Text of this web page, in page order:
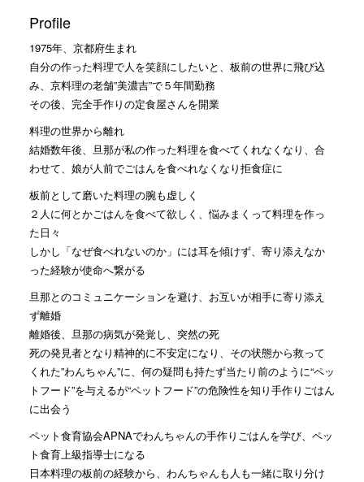
Profile
1975年、京都府生まれ
自分の作った料理で人を笑顔にしたいと、板前の世界に飛び込
み、京料理の老舗”美濃吉”で５年間勤務
その後、完全手作りの定食屋さんを開業
料理の世界から離れ
結婚数年後、旦那が私の作った料理を食べてくれなくなり、合
わせて、娘が人前でごはんを食べれなくなり拒食症に
板前として磨いた料理の腕も虚しく
２人に何とかごはんを食べて欲しく、悩みまくって料理を作っ
た日々
しかし「なぜ食べれないのか」には耳を傾けず、寄り添えなか
った経験が使命へ繋がる
旦那とのコミュニケーションを避け、お互いが相手に寄り添え
ず離婚
離婚後、旦那の病気が発覚し、突然の死
死の発見者となり精神的に不安定になり、その状態から救って
くれた”わんちゃん”に、何の疑問も持たず当たり前のように“ペッ
トフード”を与えるが“ペットフード”の危険性を知り手作りごはん
に出会う
ペット食育協会APNAでわんちゃんの手作りごはんを学び、ペッ
ト食育上級指導士になる
日本料理の板前の経験から、わんちゃんも人も一緒に取り分け